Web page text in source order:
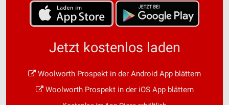
Jetzt kostenlos laden
Woolworth Prospekt in der Android App blättern
Woolworth Prospekt in der iOS App blättern